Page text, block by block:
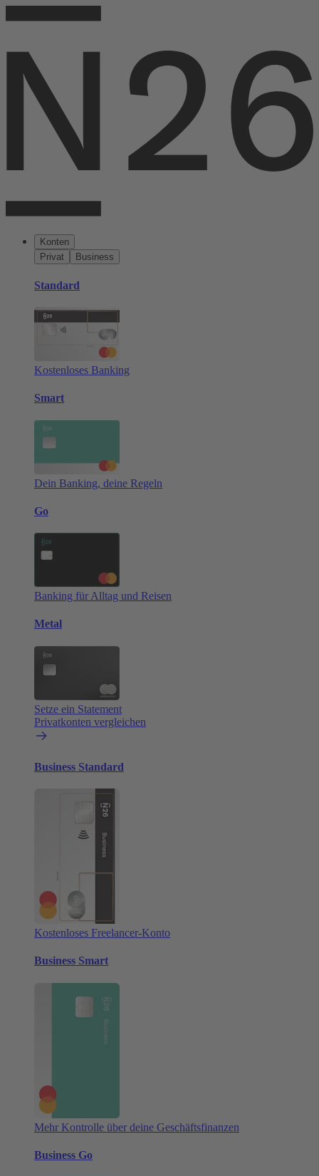
Konten
Privat
Business
Standard
Kostenloses Banking
Smart
Dein Banking, deine Regeln
Go
Banking für Alltag und Reisen
Metal
Setze ein Statement
Privatkonten vergleichen
Business Standard
Kostenloses Freelancer-Konto
Business Smart
Mehr Kontrolle über deine Geschäftsfinanzen
Business Go